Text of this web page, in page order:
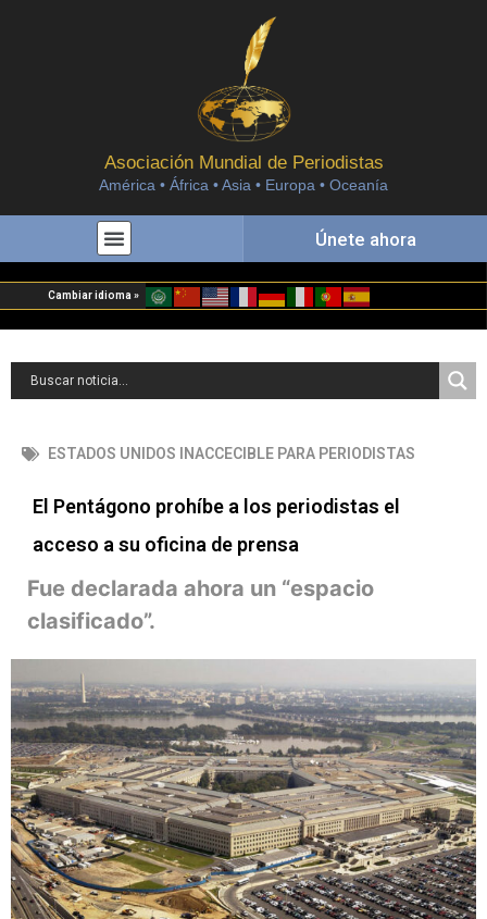
Asociación Mundial de Periodistas
América • África • Asia • Europa • Oceanía
Únete ahora
Cambiar idioma »
ESTADOS UNIDOS INACCECIBLE PARA PERIODISTAS
El Pentágono prohíbe a los periodistas el
acceso a su oficina de prensa
Fue declarada ahora un “espacio
clasificado”.